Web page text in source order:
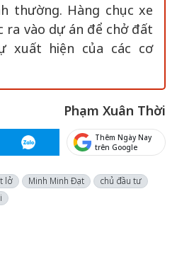
thường. Hàng chục xe
ra vào dự án để chở đất
xuất hiện của các cơ
Phạm Xuân Thời
Thêm Ngày Nay
trên Google
lở Minh Minh Đạt
chủ đầu tư